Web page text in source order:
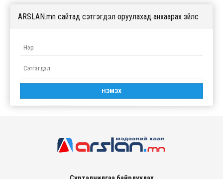
ARSLAN.mn сайтад сэтгэгдэл оруулахад анхаарах зүйлс